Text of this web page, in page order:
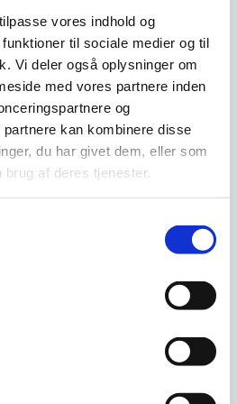
vores indhold og
til sociale medier og til
Vi deler også oplysninger om
med vores partnere inden
og
kan kombinere disse
du har givet dem, eller som
af deres tjenester.
Senjen ONE Universalkniv
26 cm.
Senjen ONE Universalkniv 26
cm.Universalkniv fra Senjen 26
cm.Antal lag: 1…
DKK Den
oprindelige
873,75 DKK.
686,25 DKK
aktuelle
Senjen ONE Kokkekniv 18